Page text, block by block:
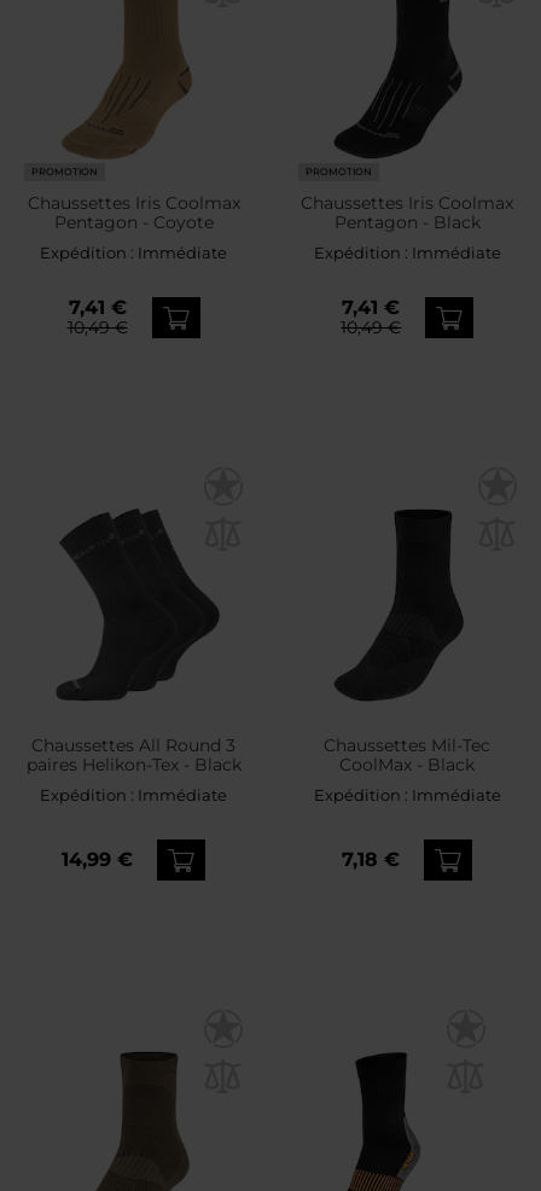
PROMOTION
Chaussettes Iris Coolmax
Pentagon - Coyote
Expédition : Immédiate
7,41 €
10,49 €
PROMOTION
Chaussettes Iris Coolmax
Pentagon - Black
Expédition : Immédiate
7,41 €
10,49 €
Chaussettes All Round 3
paires Helikon-Tex - Black
Expédition : Immédiate
14,99 €
Chaussettes Mil-Tec
CoolMax - Black
Expédition : Immédiate
7,18 €